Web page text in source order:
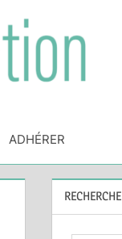
ADHÉRER
RECHERCHE